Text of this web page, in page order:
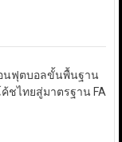
อนฟุตบอลขั้นพื้นฐาน
ค้ชไทยสู่มาตรฐาน FA